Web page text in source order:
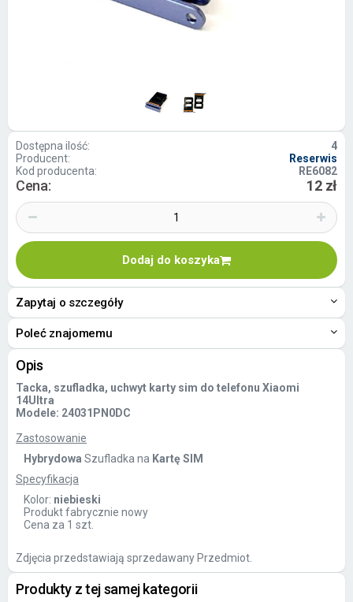
Dostępna ilość:
4
Producent:
Reserwis
Kod producenta:
RE6082
Cena: 12 zł
Dodaj do koszyka
Zapytaj o szczegóły
Poleć znajomemu
Opis
Tacka, szufladka, uchwyt karty sim do telefonu Xiaomi
14Ultra
Modele: 24031PN0DC
Zastosowanie
Hybrydowa Szufladka na Kartę SIM
Specyfikacja
Kolor: niebieski
Produkt fabrycznie nowy
Cena za 1 szt.
Zdjęcia przedstawiają sprzedawany Przedmiot.
Produkty z tej samej kategorii